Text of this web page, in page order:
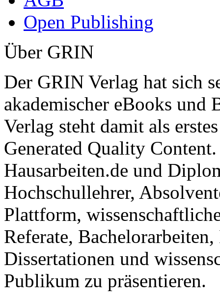
Open Publishing
Über GRIN
Der GRIN Verlag hat sich
akademischer eBooks und
Verlag steht damit als
Generated Quality
Hausarbeiten.de und
Hochschullehrer,
Plattform,
Referate,
Dissertationen und
Publikum zu präsentieren.